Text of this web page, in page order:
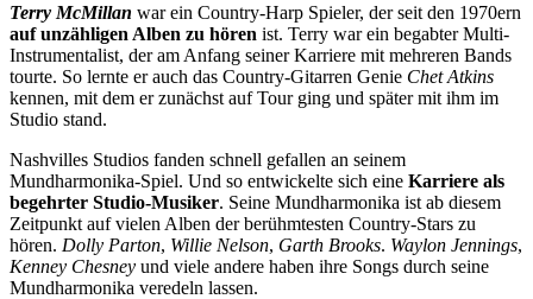
Terry McMillan war ein Country-Harp Spieler, der seit den 1970ern
auf unzähligen Alben zu hören ist. Terry war ein begabter Multi-
Instrumentalist, der am Anfang seiner Karriere mit mehreren Bands
tourte. So lernte er auch das Country-Gitarren Genie Chet Atkins
kennen, mit dem er zunächst auf Tour ging und später mit ihm im
Studio stand.
Nashvilles Studios fanden schnell gefallen an seinem
Mundharmonika-Spiel. Und so entwickelte sich eine Karriere als
begehrter Studio-Musiker. Seine Mundharmonika ist ab diesem
Zeitpunkt auf vielen Alben der berühmtesten Country-Stars zu
hören. Dolly Parton, Willie Nelson, Garth Brooks. Waylon Jennings,
Kenney Chesney und viele andere haben ihre Songs durch seine
Mundharmonika veredeln lassen.